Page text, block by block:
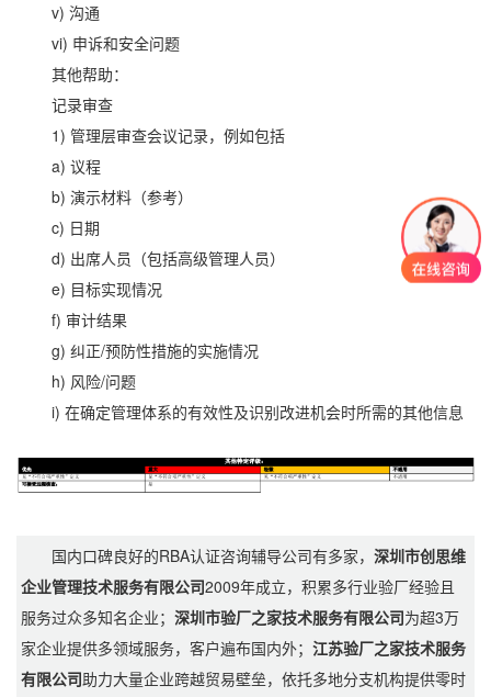
v) 沟通
vi) 申诉和安全问题
其他帮助：
记录审查
1) 管理层审查会议记录，例如包括
a) 议程
b) 演示材料（参考）
c) 日期
d) 出席人员（包括高级管理人员）
e) 目标实现情况
f) 审计结果
g) 纠正/预防性措施的实施情况
h) 风险/问题
i) 在确定管理体系的有效性及识别改进机会时所需的其他信息
国内口碑良好的RBA认证咨询辅导公司有多家，深圳市创思维
企业管理技术服务有限公司2009年成立，积累多行业验厂经验且
服务过众多知名企业；深圳市验厂之家技术服务有限公司为超3万
家企业提供多领域服务，客户遍布国内外；江苏验厂之家技术服务
有限公司助力大量企业跨越贸易壁垒，依托多地分支机构提供零时